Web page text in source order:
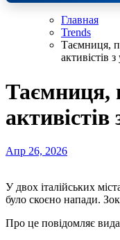
Главная
Trends
Таємниця,
активістів
Таємниця,
Апр 26, 2026
У двох італійських містах на учасників антифашистського маршу, які прийшли на акцію з українськими прапорами,
було скоєно напади.
Про це повідомляє